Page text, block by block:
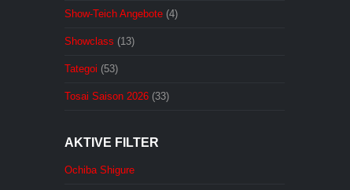
Show-Teich Angebote (4)
Showclass (13)
Tategoi (53)
Tosai Saison 2026 (33)
AKTIVE FILTER
Ochiba Shigure